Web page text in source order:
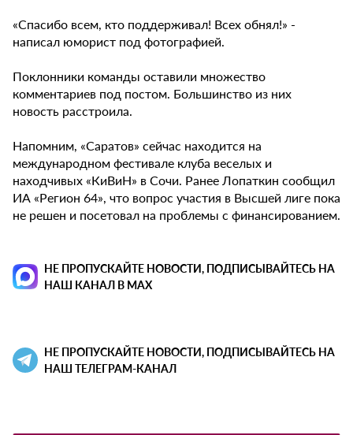
«Спасибо всем, кто поддерживал! Всех обнял!» -
написал юморист под фотографией.
Поклонники команды оставили множество
комментариев под постом. Большинство из них
новость расстроила.
Напомним, «Саратов» сейчас находится на
международном фестивале клуба веселых и
находчивых «КиВиН» в Сочи. Ранее Лопаткин сообщил
ИА «Регион 64», что вопрос участия в Высшей лиге пока
не решен и посетовал на проблемы с финансированием.
НЕ ПРОПУСКАЙТЕ НОВОСТИ, ПОДПИСЫВАЙТЕСЬ НА
НАШ КАНАЛ В MAX
НЕ ПРОПУСКАЙТЕ НОВОСТИ, ПОДПИСЫВАЙТЕСЬ НА
НАШ ТЕЛЕГРАМ-КАНАЛ